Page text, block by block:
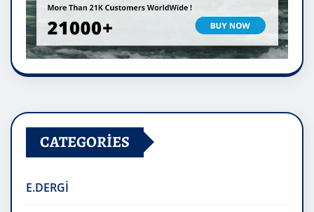
CATEGORIES
E.DERGİ